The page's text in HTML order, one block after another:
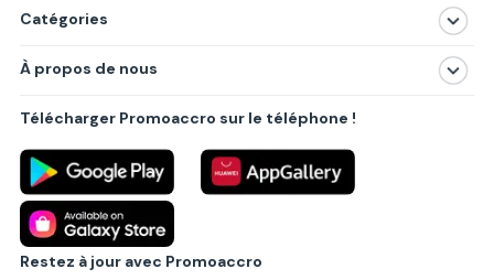
Catégories
Produits
Villes principales
À propos de nous
Politique de confidentialité
Règlements
Partenariat B2B
Blog
Contact
Télécharger Promoaccro sur le téléphone !
Restez à jour avec Promoaccro